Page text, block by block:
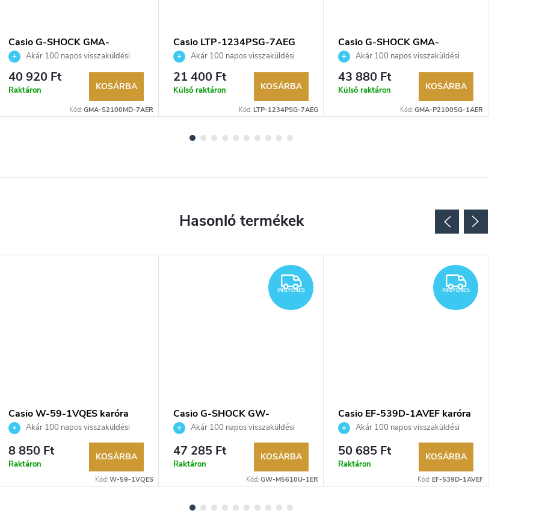
Casio G-SHOCK GMA-
S2100MD-7AER karóra
Akár 100 napos visszaküldési
lehetőség. Hivatalos márkakereskedő.
40 920 Ft
Raktáron KOSÁRBA
Kód: GMA-S2100MD-7AER
Casio LTP-1234PSG-7AEG
karóraAkár 100 napos visszaküldési
lehetőség. Hivatalos márkakereskedő.
21 400 Ft
Külső raktáron KOSÁRBA
Kód: LTP-1234PSG-7AEG
Casio G-SHOCK GMA-
P2100SG-1AER karóra
Akár 100 napos visszaküldési
lehetőség. Hivatalos márkakereskedő.
43 880 Ft
Külső raktáron KOSÁRBA
Kód: GMA-P2100SG-1AER
Casio W-59-1VQES karóra
Akár 100 napos visszaküldési
lehetőség. Hivatalos márkakereskedő.
8 850 Ft
Raktáron
KOSÁRBA
Kód: W-59-1VQES
INGYENES
INGYENES
Casio G-SHOCK GW-
M5610U-1ER karóra
Akár 100 napos visszaküldési
lehetőség. Hivatalos márkakereskedő.
47 285 Ft
Raktáron
KOSÁRBA
Kód: GW-M5610U-1ER
INGYENES
INGYENES
Casio EF-539D-1AVEF karóra
Akár 100 napos visszaküldési
lehetőség. Hivatalos márkakereskedő.
50 685 Ft
Raktáron
KOSÁRBA
Kód: EF-539D-1AVEF